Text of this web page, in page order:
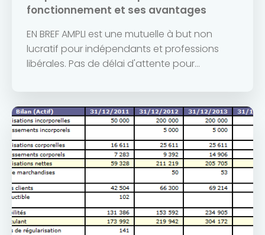
fonctionnement et ses avantages
EN BREF AMPLI est une mutuelle à but non
lucratif pour indépendants et professions
libérales. Pas de délai d'attente pour...